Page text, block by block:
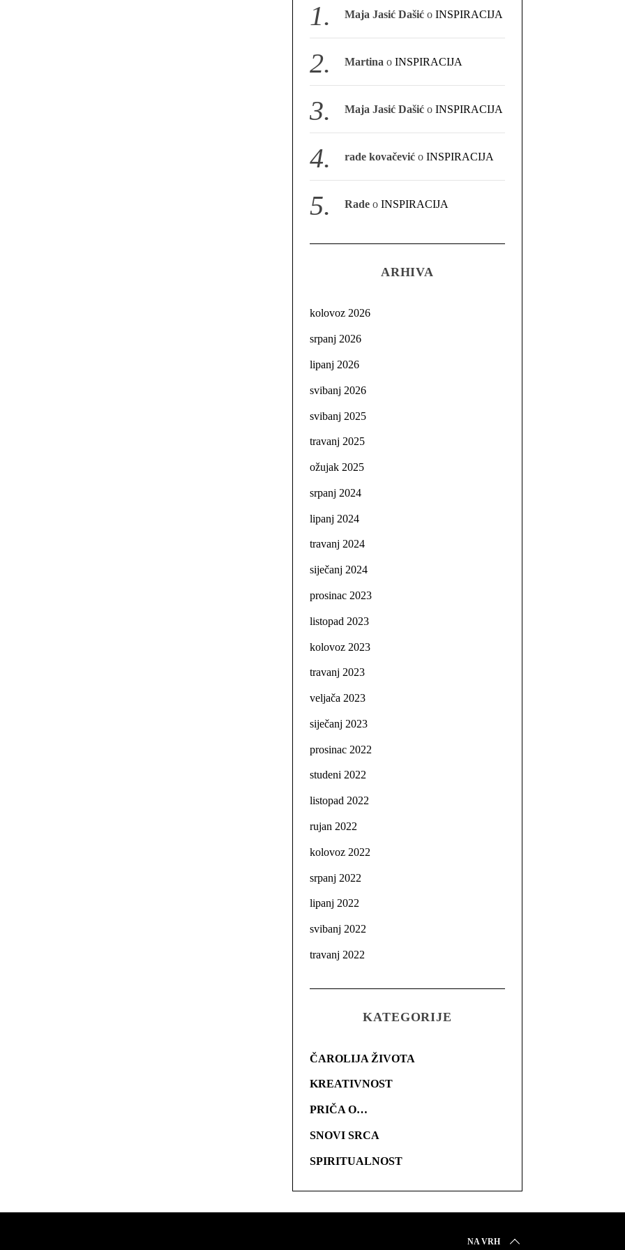
Maja Jasić Dašić oINSPIRACIJA
Martina oINSPIRACIJA
Maja Jasić Dašić oINSPIRACIJA
rade kovačević oINSPIRACIJA
Rade oINSPIRACIJA
ARHIVA
kolovoz 2026
srpanj 2026
lipanj 2026
svibanj 2026
svibanj 2025
travanj 2025
ožujak 2025
srpanj 2024
lipanj 2024
travanj 2024
siječanj 2024
prosinac 2023
listopad 2023
kolovoz 2023
travanj 2023
veljača 2023
siječanj 2023
prosinac 2022
studeni 2022
listopad 2022
rujan 2022
kolovoz 2022
srpanj 2022
lipanj 2022
svibanj 2022
travanj 2022
KATEGORIJE
ČAROLIJA ŽIVOTA
KREATIVNOST
PRIČA O…
SNOVI SRCA
SPIRITUALNOST
NA VRH